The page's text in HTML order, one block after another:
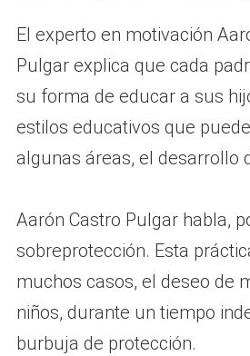
El experto en motivación
Pulgar explica que cada
su forma de educar a sus
estilos educativos que
algunas áreas, el desarrollo
Aarón Castro Pulgar habla,
sobreprotección. Esta
muchos casos, el deseo de
niños, durante un tiempo
burbuja de protección.